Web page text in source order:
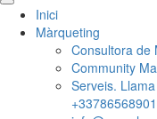
Menú
principal
Inici
Màrqueting
Consultora de
Community
Serveis.